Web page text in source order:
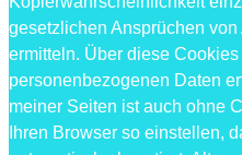
gesetzlichen Ansprüchen
ermitteln. Über diese
personenbezogenen Daten
meiner Seiten ist auch ohne
Ihren Browser so einstellen,